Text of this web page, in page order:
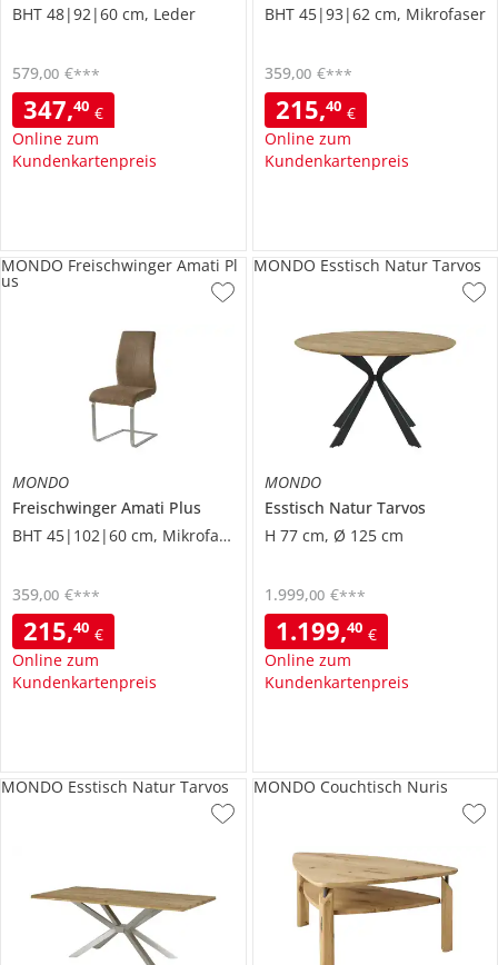
BHT 48|92|60 cm, Leder
347,40 €
Online zum
Kundenkartenpreis
579,00 €***
BHT 45|93|62 cm, Mikrofaser
215,40 €
Online zum
Kundenkartenpreis
359,00 €***
MONDO
Freischwinger Amati Plus
BHT 45|102|60 cm, Mikrofaser
215,40 €
Online zum
Kundenkartenpreis
359,00 €***
MONDO Freischwinger Amati Pl
us
MONDO
Esstisch Natur Tarvos
H 77 cm, Ø 125 cm
1.199,40 €
Online zum
Kundenkartenpreis
1.999,00 €***
MONDO Esstisch Natur Tarvos
MONDO Esstisch Natur Tarvos MONDO Couchtisch Nuris